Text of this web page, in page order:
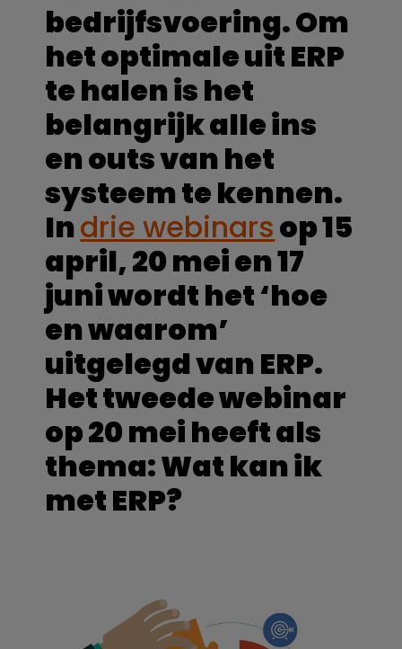
bedrijfsvoering. Om
het optimale uit ERP
te halen is het
belangrijk alle ins
en outs van het
systeem te kennen.
Indrie webinarsop 15
april, 20 mei en 17
juni wordt het ‘hoe
en waarom’
uitgelegd van ERP.
Het tweede webinar
op 20 mei heeft als
thema: Wat kan ik
met ERP?